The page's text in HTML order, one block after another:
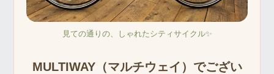
見ての通りの、しゃれたシティサイクル✨
MULTIWAY（マルチウェイ）でござい